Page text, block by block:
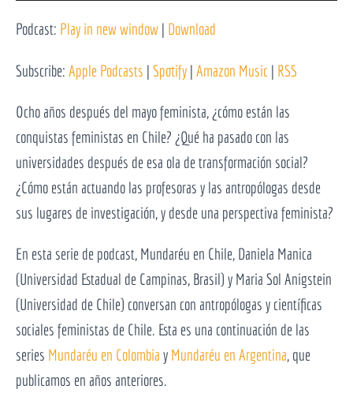
de
áudio
Podcast: Play in new window | Download
Subscribe: Apple Podcasts | Spotify | Amazon Music | RSS
Ocho años después del mayo feminista, ¿cómo están las
conquistas feministas en Chile? ¿Qué ha pasado con las
universidades después de esa ola de transformación social?
¿Cómo están actuando las profesoras y las antropólogas desde
sus lugares de investigación, y desde una perspectiva feminista?
En esta serie de podcast, Mundaréu en Chile, Daniela Manica
(Universidad Estadual de Campinas, Brasil) y Maria Sol Anigstein
(Universidad de Chile) conversan con antropólogas y científicas
sociales feministas de Chile. Esta es una continuación de las
series Mundaréu en Colombia y Mundaréu en Argentina, que
publicamos en años anteriores.